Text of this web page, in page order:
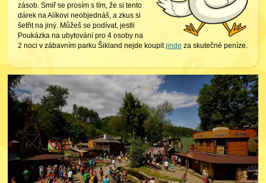
zásob. Smiř se prosím s tím, že si tento
dárek na Alíkovi neobjednáš, a zkus si
šetřit na jiný. Můžeš se podívat, jestli
Poukázka na ubytování pro 4 osoby na
2 noci v zábavním parku Šikland nejde koupitjinde za skutečné peníze.